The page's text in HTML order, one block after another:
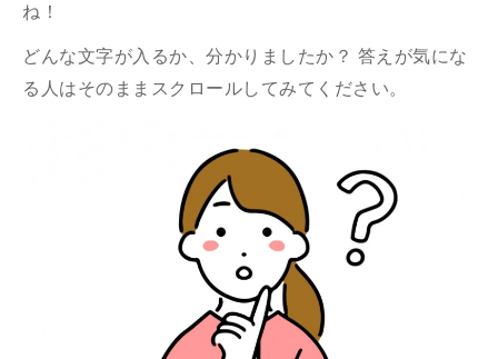
ね！
どんな文字が入るか、分かりましたか？ 答えが気にな
る人はそのままスクロールしてみてください。